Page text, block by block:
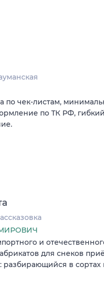
по чек-листам,
по ТК РФ,
и
для снеков
разбирающийся в